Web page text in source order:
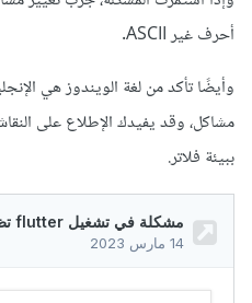
أحرف غير ASCII.
وأيضًا تأكد من لغة الويندوز هي
مشاكل، وقد يفيدك الإطلاع على
ببيئة فلاتر.